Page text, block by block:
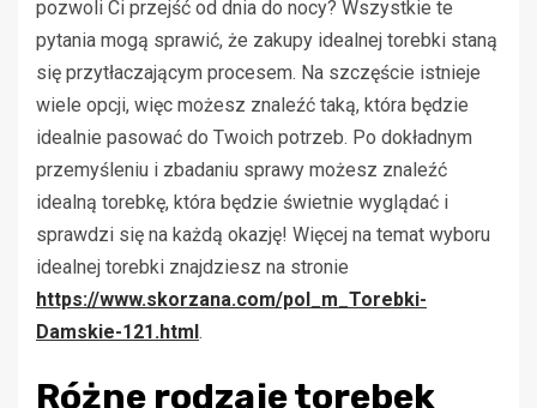
pozwoli Ci przejść od dnia do nocy? Wszystkie te
pytania mogą sprawić, że zakupy idealnej torebki staną
się przytłaczającym procesem. Na szczęście istnieje
wiele opcji, więc możesz znaleźć taką, która będzie
idealnie pasować do Twoich potrzeb. Po dokładnym
przemyśleniu i zbadaniu sprawy możesz znaleźć
idealną torebkę, która będzie świetnie wyglądać i
sprawdzi się na każdą okazję! Więcej na temat wyboru
idealnej torebki znajdziesz na stronie
https://www.skorzana.com/pol_m_Torebki-
Damskie-121.html.
Różne rodzaje torebek